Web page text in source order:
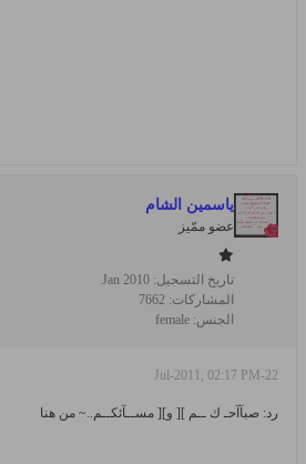
ياسمين الشام
عضو ممّيز
تاريخ التسجيل: Jan 2010
المشاركات: 7662
الجنس: female
22-Jul-2011, 02:17 PM
رد: صبآآحـ ك ــم ][ و][ مســآئكــم..~ من هنا